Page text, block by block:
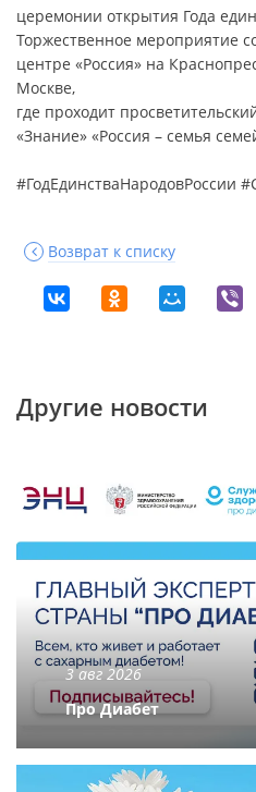
церемонии открытия Года
Торжественное мероприятие
центре «Россия» на
Москве,
где проходит
«Знание» «Россия – семья
#ГодЕдинстваНародовРоссии
Возврат к списку
Другие новости
3 авг 2026
Про Диабет